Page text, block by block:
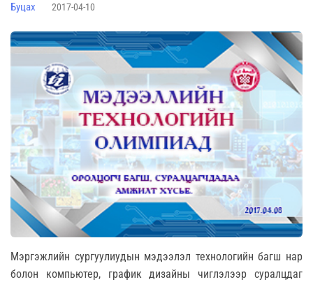
Буцах 2017-04-10
Мэргэжлийн сургуулиудын мэдээлэл технологийн багш нар
болон компьютер, график дизайны чиглэлээр суралцдаг